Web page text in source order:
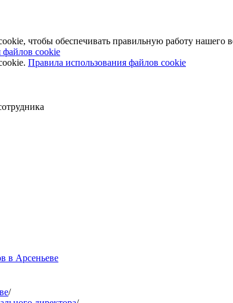
чтобы обеспечивать правильную работу нашего
файлов cookie
Правила использования файлов cookie
в Арсеньеве
/